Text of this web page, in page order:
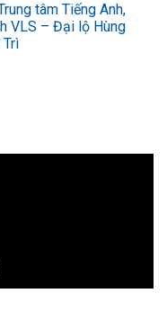
tâm Tiếng Anh,
VLS – Đại lộ Hùng